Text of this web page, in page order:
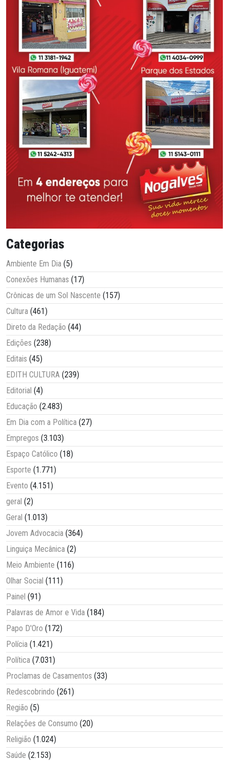
Categorias
Ambiente Em Dia (5)
Conexões Humanas (17)
Crônicas de um Sol Nascente (157)
Cultura (461)
Direto da Redação (44)
Edições (238)
Editais (45)
EDITH CULTURA (239)
Editorial (4)
Educação (2.483)
Em Dia com a Política (27)
Empregos (3.103)
Espaço Católico (18)
Esporte (1.771)
Evento (4.151)
geral (2)
Geral (1.013)
Jovem Advocacia (364)
Linguiça Mecânica (2)
Meio Ambiente (116)
Olhar Social (111)
Painel (91)
Palavras de Amor e Vida (184)
Papo D'Oro (172)
Polícia (1.421)
Política (7.031)
Proclamas de Casamentos (33)
Redescobrindo (261)
Região (5)
Relações de Consumo (20)
Religião (1.024)
Saúde (2.153)